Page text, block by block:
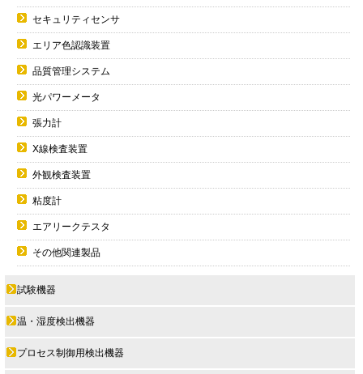
セキュリティセンサ
エリア色認識装置
品質管理システム
光パワーメータ
張力計
X線検査装置
外観検査装置
粘度計
エアリークテスタ
その他関連製品
試験機器
温・湿度検出機器
プロセス制御用検出機器